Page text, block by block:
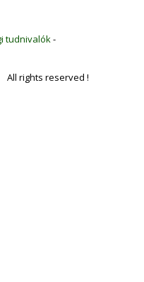
tudnivalók -
All rights reserved !